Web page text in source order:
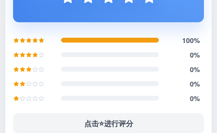
100%
0%
0%
0%
0%
点击⭐️进行评分